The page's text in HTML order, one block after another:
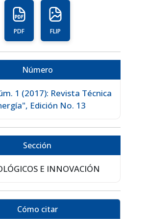
PDF FLIP
Número
1 (2017): Revista Técnica
Edición No. 13
Sección
E INNOVACIÓN
Cómo citar